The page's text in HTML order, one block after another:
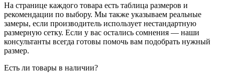
На странице каждого товара есть таблица размеров и
рекомендации по выбору. Мы также указываем реальные
замеры, если производитель использует нестандартную
размерную сетку. Если у вас остались сомнения — наши
консультанты всегда готовы помочь вам подобрать нужный
размер.
Есть ли товары в наличии?